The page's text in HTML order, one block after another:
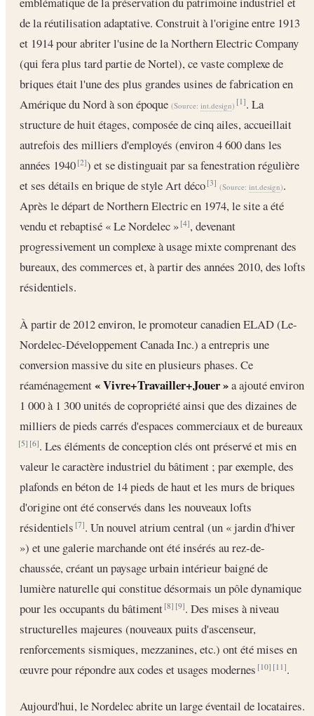
de la réutilisation adaptative. Construit à l'origine entre 1913
et 1914 pour abriter l'usine de la Northern Electric Company
(qui fera plus tard partie de Nortel), ce vaste complexe de
briques était l'une des plus grandes usines de fabrication en
Amérique du Nord à son époque (Source: int.design) [1]. La
structure de huit étages, composée de cinq ailes, accueillait
autrefois des milliers d'employés (environ 4 600 dans les
années 1940[2]) et se distinguait par sa fenestration régulière
et ses détails en brique de style Art déco[3] (Source: int.design).
Après le départ de Northern Electric en 1974, le site a été
vendu et rebaptisé « Le Nordelec »[4], devenant
progressivement un complexe à usage mixte comprenant des
bureaux, des commerces et, à partir des années 2010, des lofts
résidentiels.
À partir de 2012 environ, le promoteur canadien ELAD (Le-
Nordelec-Développement Canada Inc.) a entrepris une
conversion massive du site en plusieurs phases. Ce
réaménagement« Vivre+Travailler+Jouer »a ajouté environ
1 000 à 1 300 unités de copropriété ainsi que des dizaines de
milliers de pieds carrés d'espaces commerciaux et de bureaux
[5] [6]. Les éléments de conception clés ont préservé et mis en
valeur le caractère industriel du bâtiment ; par exemple, des
plafonds en béton de 14 pieds de haut et les murs de briques
d'origine ont été conservés dans les nouveaux lofts
résidentiels[7]. Un nouvel atrium central (un « jardin d'hiver
») et une galerie marchande ont été insérés au rez-de-
chaussée, créant un paysage urbain intérieur baigné de
lumière naturelle qui constitue désormais un pôle dynamique
pour les occupants du bâtiment[8] [9]. Des mises à niveau
structurelles majeures (nouveaux puits d'ascenseur,
renforcements sismiques, mezzanines, etc.) ont été mises en
œuvre pour répondre aux codes et usages modernes[10] [11].
Aujourd'hui, le Nordelec abrite un large éventail de locataires.